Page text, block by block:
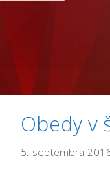
Obedy v
5. septembra